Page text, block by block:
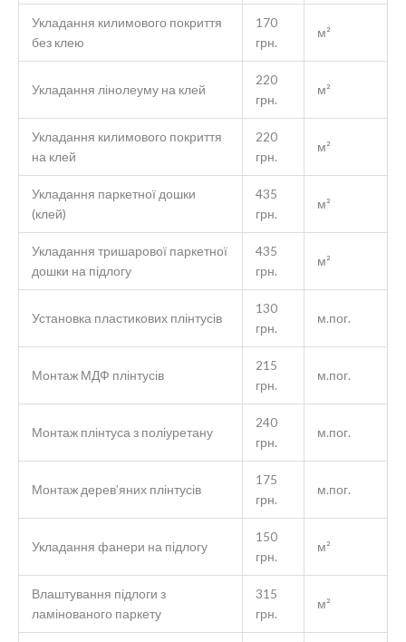
Укладання килимового покриття
без клею
170
грн.
м²
Укладання лінолеуму на клей
220
грн.
м²
Укладання килимового покриття
на клей
220
грн.
м²
Укладання паркетної дошки
(клей)
435
грн.
м²
Укладання тришарової паркетної
дошки на підлогу
435
грн.
м²
Установка пластикових плінтусів
130
грн.
м.пог.
Монтаж МДФ плінтусів
215
грн.
м.пог.
Монтаж плінтуса з поліуретану
240
грн.
м.пог.
Монтаж дерев’яних плінтусів
175
грн.
м.пог.
Укладання фанери на підлогу
150
грн.
м²
Влаштування підлоги з
ламінованого паркету
315
грн.
м²